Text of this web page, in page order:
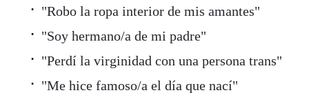
"Robo la ropa interior de mis amantes"
"Soy hermano/a de mi padre"
"Perdí la virginidad con una persona trans"
"Me hice famoso/a el día que nací"